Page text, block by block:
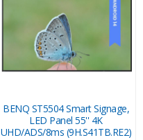
BENQ ST5504 Smart Signage,
LED Panel 55'' 4K
UHD/ADS/8ms (9H.S41TB.RE2)